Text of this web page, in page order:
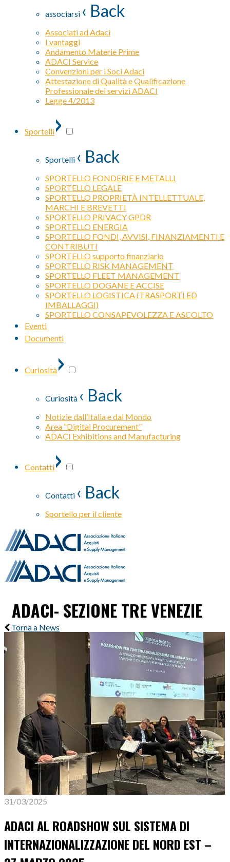
associarsi ‹ Back
Associati ad Adaci
I vantaggi
Andamento Materie Prime
ADACI Service
Convenzioni per i Soci Adaci
Attestazione di Qualità e Qualificazione
Professionale dei servizi ADACI
Legge 4/2013
Sportelli›
Sportelli ‹ Back
SPORTELLO FONDERIE E METALLI
SPORTELLO LEGALE
SPORTELLO PROPRIETÀ INTELLETTUALE,
MARCHI E BREVETTI
SPORTELLO PRIVACY GPDR
SPORTELLO ENERGIA
SPORTELLO FONDI, AVVISI, FINANZIAMENTI E
CONTRIBUTI
SPORTELLO supporto finanziario
SPORTELLO RISK MANAGEMENT
SPORTELLO FLEET MANAGEMENT
SPORTELLO DOGANE E ACCISE
SPORTELLO LOGISTICA (TRASPORTI ED
IMBALLAGGI)
SPORTELLO CONSAPEVOLEZZA E ASCOLTO
Eventi
Documenti
Curiosità›
Curiosità ‹ Back
Notizie dall’Italia e dal Mondo
Area “Digital Procurement”
ADACI Exhibitions and Manufacturing
Contatti›
Contatti ‹ Back
Sportello per il cliente
ADACI- SEZIONE TRE VENEZIE
Torna a News
31/03/2025
ADACI AL ROADSHOW SUL SISTEMA DI
INTERNAZIONALIZZAZIONE DEL NORD EST –